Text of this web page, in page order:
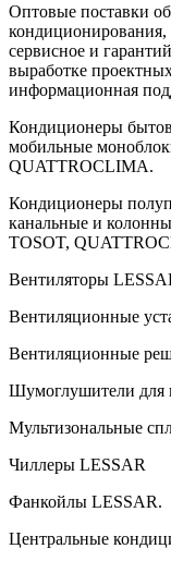
Оптовые поставки
сервисное и
выработке
информационная
Кондиционеры
мобильные
QUATTROCLIMA.
Кондиционеры
канальные и
TOSOT,
Вентиляторы
Вентиляционные
Вентиляционные
Шумоглушители для
Мультизональные
Чиллеры LESSAR
Фанкойлы LESSAR.
Центральные